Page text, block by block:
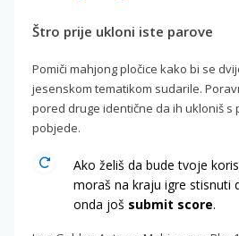
Štro prije ukloni iste parove
Pomiči mahjong pločice kako bi se
jesenskom tematikom sudarile.
pored druge identične da ih ukloniš s
pobjede.
Ako želiš da bude tvoje
moraš na kraju igre stisnuti
onda još submit score.